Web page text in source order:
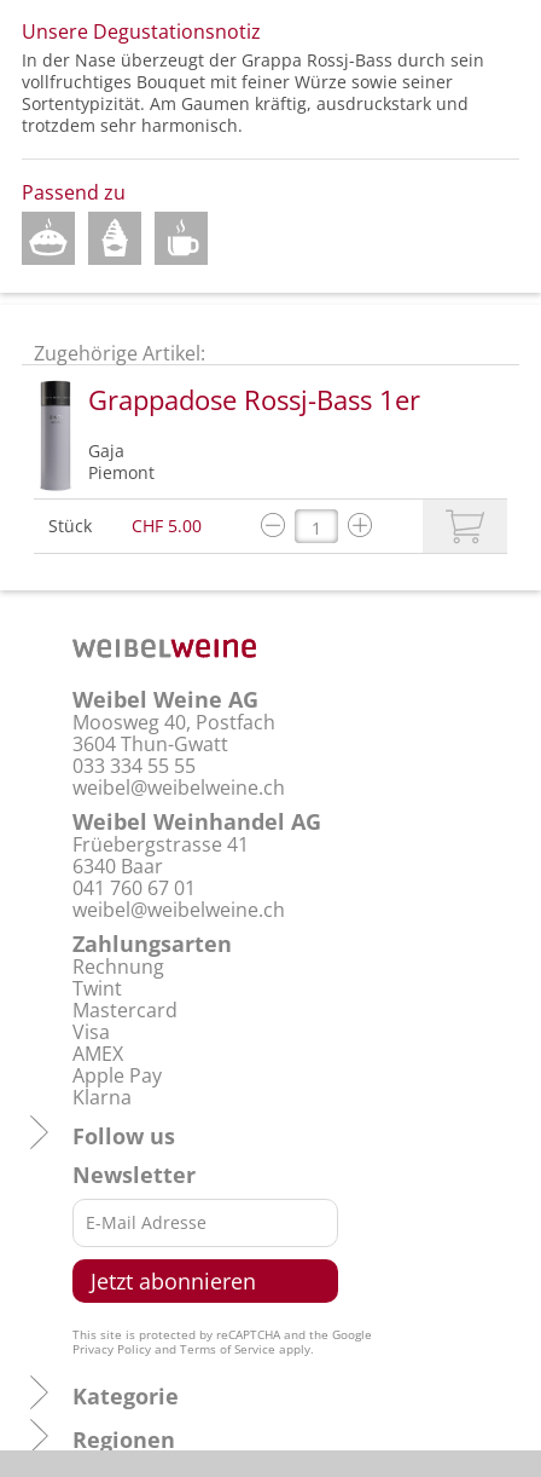
Unsere Degustationsnotiz
In der Nase überzeugt der Grappa Rossj-Bass durch sein
vollfruchtiges Bouquet mit feiner Würze sowie seiner
Sortentypizität. Am Gaumen kräftig, ausdruckstark und
trotzdem sehr harmonisch.
Passend zu
Zugehörige Artikel:
Grappadose Rossj-Bass 1er
Gaja
Piemont
Stück CHF 5.00
Weibel Weine AG
Moosweg 40, Postfach
3604 Thun-Gwatt
033 334 55 55
weibel@weibelweine.ch
Weibel Weinhandel AG
Früebergstrasse 41
6340 Baar
041 760 67 01
weibel@weibelweine.ch
Zahlungsarten
Rechnung
Twint
Mastercard
Visa
AMEX
Apple Pay
Klarna
Follow us
Newsletter
This site is protected by reCAPTCHA and the Google
Privacy Policy and Terms of Service apply.
Kategorie
Regionen